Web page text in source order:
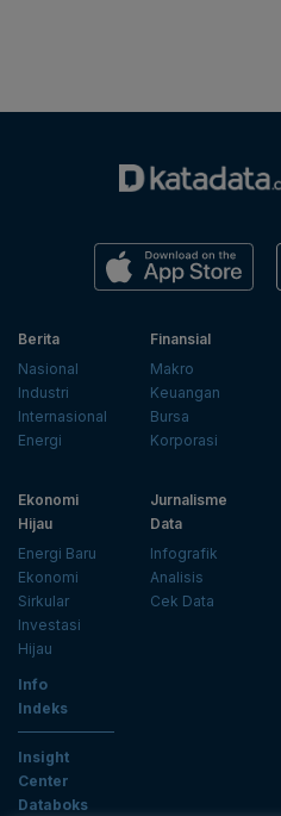
Berita
Nasional
Industri
Internasional
Energi
Finansial
Makro
Keuangan
Bursa
Korporasi
Ekonomi
Hijau
Energi Baru
Ekonomi
Sirkular
Investasi
Hijau
Jurnalisme
Data
Infografik
Analisis
Cek Data
Info
Indeks
Insight
Center
Databoks